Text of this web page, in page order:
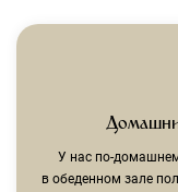
У нас по-
в обеденном зале